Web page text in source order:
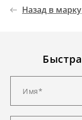
Назад в марку